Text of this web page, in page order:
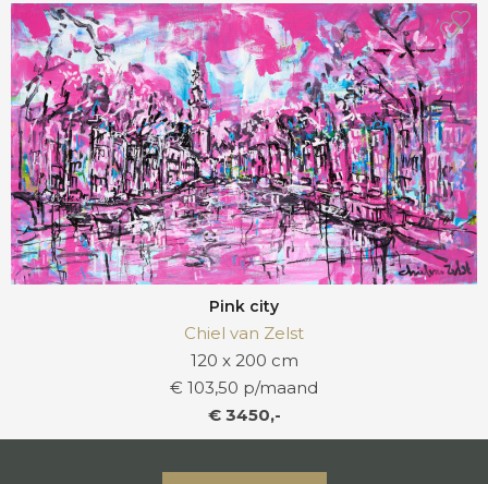
Pink city
Chiel van Zelst
120 x 200 cm
€ 103,50 p/maand
€ 3450,-